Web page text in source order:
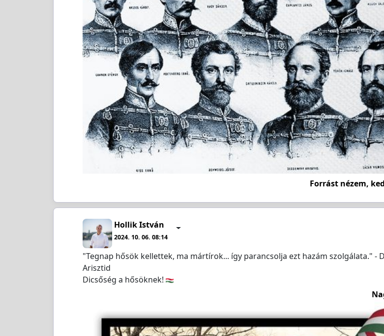
Forrást nézem,
Hollik István
2024. 10. 06. 08:14
"Tegnap hősök kellettek, ma mártírok... így parancsolja ezt hazám szolgálata." -
Arisztid
Dicsőség a hősöknek!